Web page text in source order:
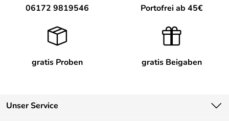
06172 9819546 Portofrei ab 45€
gratis Proben gratis Beigaben
Unser Service